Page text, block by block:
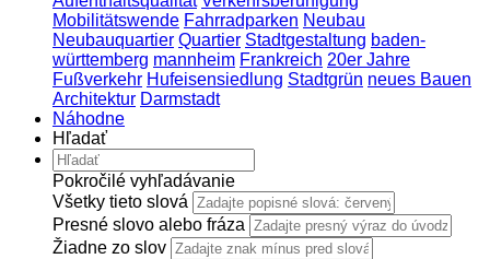
Mobilitätswende Fahrradparken Neubau
Neubauquartier Quartier Stadtgestaltung baden-
württemberg mannheim Frankreich 20er Jahre
Fußverkehr Hufeisensiedlung Stadtgrün neues Bauen
Architektur Darmstadt
Náhodne
Hľadať
Pokročilé vyhľadávanie
Všetky tieto slová
Presné slovo alebo fráza
Žiadne zo slov